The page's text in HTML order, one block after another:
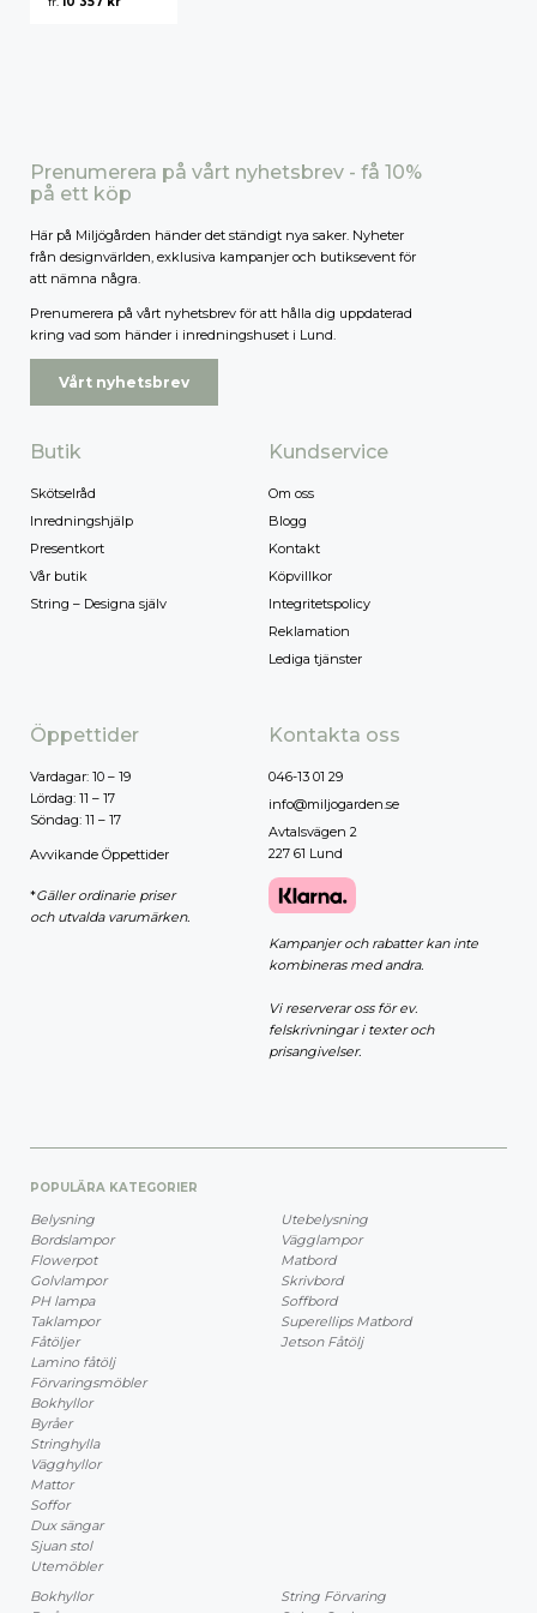
Prenumerera på vårt nyhetsbrev - få 10%
på ett köp
Här på Miljögården händer det ständigt nya saker. Nyheter
från designvärlden, exklusiva kampanjer och butiksevent för
att nämna några.
Prenumerera på vårt nyhetsbrev för att hålla dig uppdaterad
kring vad som händer i inredningshuset i Lund.
Vårt nyhetsbrev
Butik
Skötselråd
Inredningshjälp
Presentkort
Vår butik
String – Designa själv
Kundservice
Om oss
Blogg
Kontakt
Köpvillkor
Integritetspolicy
Reklamation
Lediga tjänster
Öppettider
Vardagar: 10 – 19
Lördag: 11 – 17
Söndag: 11 – 17
Avvikande Öppettider
*Gäller ordinarie priser
och utvalda varumärken.
Kontakta oss
046-13 01 29
info@miljogarden.se
Avtalsvägen 2
227 61 Lund
Kampanjer och rabatter kan inte
kombineras med andra.
Vi reserverar oss för ev.
felskrivningar i texter och
prisangivelser.
POPULÄRA KATEGORIER
Belysning
Bordslampor
Flowerpot
Golvlampor
PH lampa
Taklampor
Fåtöljer
Lamino fåtölj
Förvaringsmöbler
Bokhyllor
Byråer
Stringhylla
Vägghyllor
Mattor
Soffor
Dux sängar
Sjuan stol
Utemöbler
Utebelysning
Vägglampor
Matbord
Skrivbord
Soffbord
Superellips Matbord
Jetson Fåtölj
Bokhyllor
String Förvaring